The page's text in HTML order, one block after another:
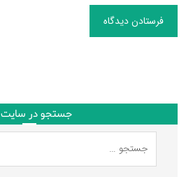
فرستادن دیدگاه
جستجو در سایت